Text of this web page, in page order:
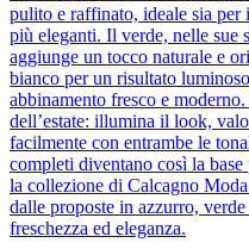
pulito e raffinato, ideale sia per
più eleganti. Il verde, nelle sue
aggiunge un tocco naturale e
bianco per un risultato
abbinamento fresco e
dell’estate: illumina il look,
facilmente con entrambe le
completi diventano così la
la collezione di Calcagno
dalle proposte in azzurro,
freschezza ed eleganza.